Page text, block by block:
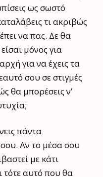
ως σωστό
τι ακριβώς
να πας. Δε θα
μόνος για
για να έχεις τα
σου σε στιγμές
θα μπορέσεις ν’
πάντα
Αν το μέσα σου
με κάτι
τότε αυτό που θα